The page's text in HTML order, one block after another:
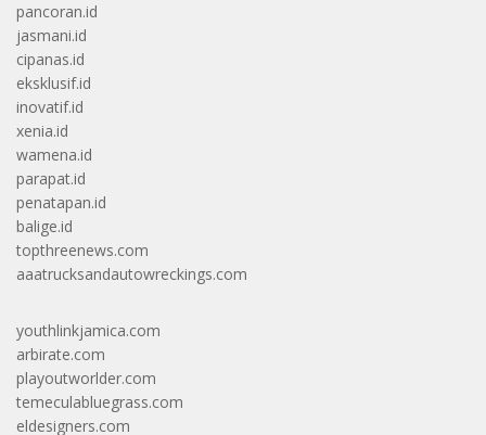
pancoran.id
jasmani.id
cipanas.id
eksklusif.id
inovatif.id
xenia.id
wamena.id
parapat.id
penatapan.id
balige.id
topthreenews.com
aaatrucksandautowreckings.com
youthlinkjamica.com
arbirate.com
playoutworlder.com
temeculabluegrass.com
eldesigners.com